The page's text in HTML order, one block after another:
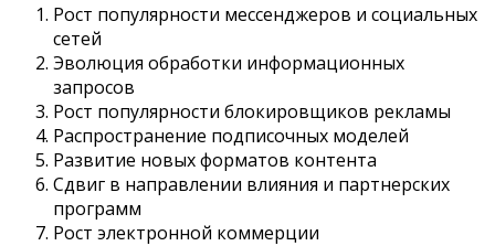
Рост популярности мессенджеров и социальных
сетей
Эволюция обработки информационных
запросов
Рост популярности блокировщиков рекламы
Распространение подписочных моделей
Развитие новых форматов контента
Сдвиг в направлении влияния и партнерских
программ
Рост электронной коммерции